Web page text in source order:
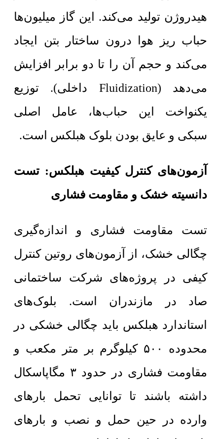
هیدروژن تولید می‌کند. این گاز میلیون‌ها
حباب ریز هوا درون ساختار بتن ایجاد
می‌کند و حجم آن را تا دو برابر افزایش
می‌دهد (Fluidization داخلی). توزیع
یکنواخت این حباب‌ها، عامل اصلی
سبکی و عایق بودن بلوک هبلکس است.
آزمون‌های کنترل کیفیت هبلکس: تست
دانسیته خشک و مقاومت فشاری
تست مقاومت فشاری و اندازه‌گیری
چگالی خشک، از آزمون‌های روتین کنترل
کیفی در پروژه‌های شرکت ساختمانی
صاد در مازندران است. بلوک‌های
استاندارد هبلکس باید چگالی خشکی در
محدوده ۵۰۰ کیلوگرم بر متر مکعب و
مقاومت فشاری در حدود ۳ مگاپاسکال
داشته باشند تا توانایی تحمل بارهای
وارده در حین حمل و نصب و بارهای